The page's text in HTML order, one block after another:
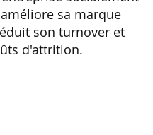
sa marque
son turnover et
d'attrition.